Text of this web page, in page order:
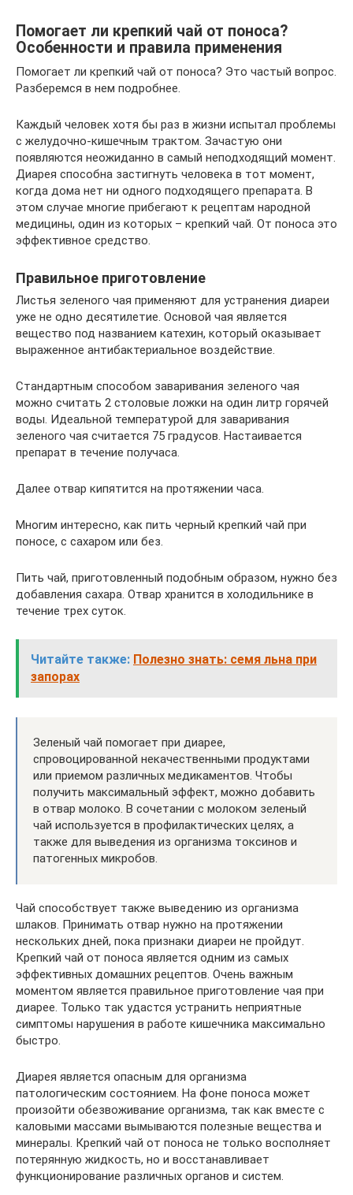
Помогает ли крепкий чай от поноса?
Особенности и правила применения
Помогает ли крепкий чай от поноса? Это частый вопрос.
Разберемся в нем подробнее.
Каждый человек хотя бы раз в жизни испытал проблемы
с желудочно-кишечным трактом. Зачастую они
появляются неожиданно в самый неподходящий момент.
Диарея способна застигнуть человека в тот момент,
когда дома нет ни одного подходящего препарата. В
этом случае многие прибегают к рецептам народной
медицины, один из которых – крепкий чай. От поноса это
эффективное средство.
Правильное приготовление
Листья зеленого чая применяют для устранения диареи
уже не одно десятилетие. Основой чая является
вещество под названием катехин, который оказывает
выраженное антибактериальное воздействие.
Стандартным способом заваривания зеленого чая
можно считать 2 столовые ложки на один литр горячей
воды. Идеальной температурой для заваривания
зеленого чая считается 75 градусов. Настаивается
препарат в течение получаса.
Далее отвар кипятится на протяжении часа.
Многим интересно, как пить черный крепкий чай при
поносе, с сахаром или без.
Пить чай, приготовленный подобным образом, нужно без
добавления сахара. Отвар хранится в холодильнике в
течение трех суток.
Читайте также: Полезно знать: семя льна при
запорах
Зеленый чай помогает при диарее,
спровоцированной некачественными продуктами
или приемом различных медикаментов. Чтобы
получить максимальный эффект, можно добавить
в отвар молоко. В сочетании с молоком зеленый
чай используется в профилактических целях, а
также для выведения из организма токсинов и
патогенных микробов.
Чай способствует также выведению из организма
шлаков. Принимать отвар нужно на протяжении
нескольких дней, пока признаки диареи не пройдут.
Крепкий чай от поноса является одним из самых
эффективных домашних рецептов. Очень важным
моментом является правильное приготовление чая при
диарее. Только так удастся устранить неприятные
симптомы нарушения в работе кишечника максимально
быстро.
Диарея является опасным для организма
патологическим состоянием. На фоне поноса может
произойти обезвоживание организма, так как вместе с
каловыми массами вымываются полезные вещества и
минералы. Крепкий чай от поноса не только восполняет
потерянную жидкость, но и восстанавливает
функционирование различных органов и систем.